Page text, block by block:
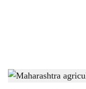
Maharashtra APMC crop price